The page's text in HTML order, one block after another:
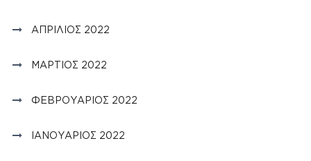
ΑΠΡΊΛΙΟΣ 2022
ΜΆΡΤΙΟΣ 2022
ΦΕΒΡΟΥΆΡΙΟΣ 2022
ΙΑΝΟΥΆΡΙΟΣ 2022